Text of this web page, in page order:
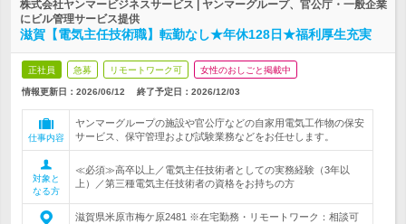
株式会社ヤンマービジネスサービス | ヤンマーグループ、官公庁・一般企業
にビル管理サービス提供
滋賀【電気主任技術職】転勤なし★年休128日★福利厚生充実
正社員 急募 リモートワーク可 女性のおしごと掲載中
情報更新日：2026/06/12 終了予定日： 2026/12/03
仕事内容
ヤンマーグループの施設や官公庁などの自家用電気工作物の保安
サービス、保守管理および試験業務などをお任せします。
対象と
なる方
≪必須≫高卒以上／電気主任技術者としての実務経験（3年以
上）／第三種電気主任技術者の資格をお持ちの方
滋賀県米原市梅ケ原2481 ※在宅勤務・リモートワーク：相談可